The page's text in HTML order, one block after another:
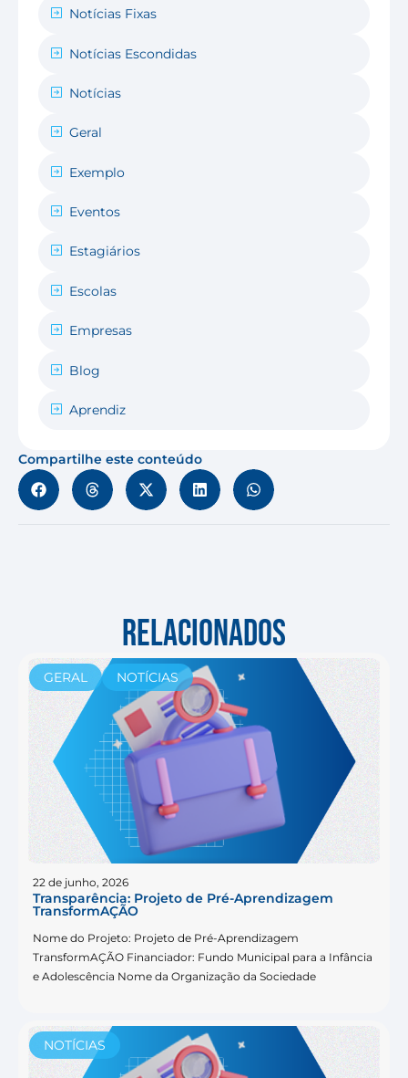
Notícias Fixas
Notícias Escondidas
Notícias
Geral
Exemplo
Eventos
Estagiários
Escolas
Empresas
Blog
Aprendiz
Compartilhe este conteúdo
RELACIONADOS
GERAL NOTÍCIAS
22 de junho, 2026
Transparência: Projeto de Pré-Aprendizagem
TransformAÇÃO
Nome do Projeto: Projeto de Pré-Aprendizagem
TransformAÇÃO Financiador: Fundo Municipal para a Infância
e Adolescência Nome da Organização da Sociedade
NOTÍCIAS